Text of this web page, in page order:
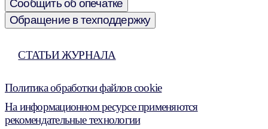
Сообщить об опечатке
Обращение в техподдержку
СТАТЬИ ЖУРНАЛА
Политика обработки файлов cookie
На информационном ресурсе применяются
рекомендательные технологии